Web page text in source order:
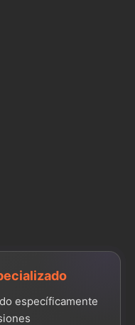
específicamente